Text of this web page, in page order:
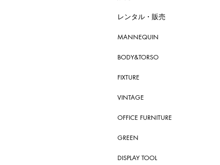
レンタル・販売
MANNEQUIN
BODY&TORSO
FIXTURE
VINTAGE
OFFICE FURNITURE
GREEN
DISPLAY TOOL